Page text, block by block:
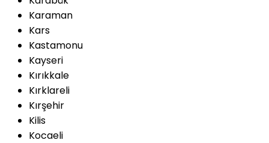
Karaman
Kars
Kastamonu
Kayseri
Kırıkkale
Kırklareli
Kırşehir
Kilis
Kocaeli